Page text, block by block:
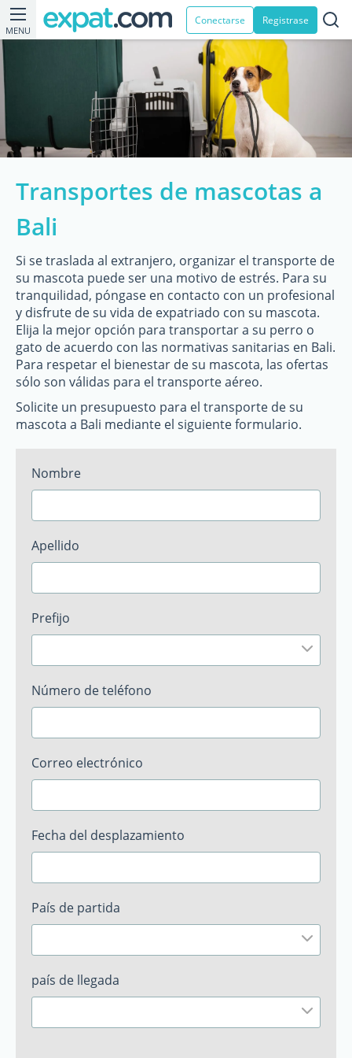
MENU
Conectarse Registrase
Transportes de mascotas a
Bali
Si se traslada al extranjero, organizar el transporte de
su mascota puede ser una motivo de estrés. Para su
tranquilidad, póngase en contacto con un profesional
y disfrute de su vida de expatriado con su mascota.
Elija la mejor opción para transportar a su perro o
gato de acuerdo con las normativas sanitarias en Bali.
Para respetar el bienestar de su mascota, las ofertas
sólo son válidas para el transporte aéreo.
Solicite un presupuesto para el transporte de su
mascota a Bali mediante el siguiente formulario.
Nombre
Apellido
Prefijo
Número de teléfono
Correo electrónico
Fecha del desplazamiento
País de partida
país de llegada